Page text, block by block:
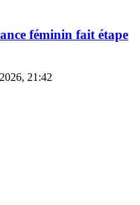
féminin fait étape
21:42